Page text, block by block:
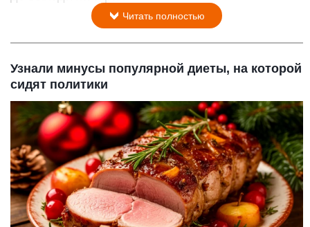
Читать полностью
Узнали минусы популярной диеты, на которой
сидят политики